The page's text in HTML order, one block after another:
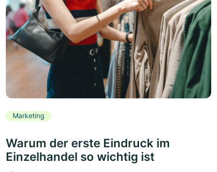
Marketing
Warum der erste Eindruck im
Einzelhandel so wichtig ist